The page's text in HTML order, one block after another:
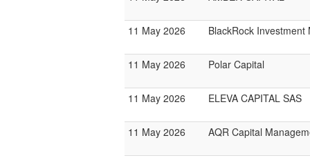
11 May 2026 BlackRock Investment
11 May 2026 Polar Capital
11 May 2026 ELEVA CAPITAL SAS
11 May 2026 AQR Capital